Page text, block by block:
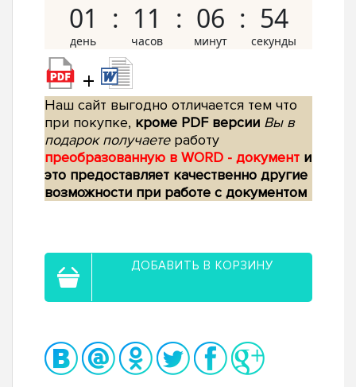
01 11 06 53
+
Наш сайт выгодно отличается тем что
при покупке, кроме PDF версии Вы в
подарок получаетеработу
преобразованную в WORD - документ и
это предоставляет качественно другие
возможности при работе с документом
ДОБАВИТЬ В КОРЗИНУ